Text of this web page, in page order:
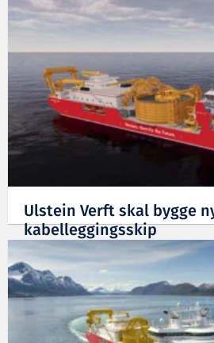
Ulstein Verft skal bygge
kabelleggingsskip
22.09.2023